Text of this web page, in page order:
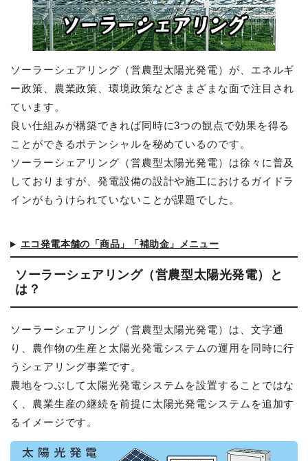
ソーラーシェアリング（営農型太陽光発電）が、エネルギ
ー政策、農業政策、環境政策などさまざまな面で注目され
ています。
良い仕組みが構築できれば同時に3つの観点で効果を得る
ことができるポテンシャルを秘めているのです。
ソーラーシェアリング（営農型太陽光発電）は徐々に普及
しておりますが、発電設備の設計や施工におけるガイドラ
インがもうけられていないことが課題でした。
エコ発電本舗の「商品」「補助金」メニュー
ソーラーシェアリング（営農型太陽光発電）と
は？
ソーラーシェアリング（営農型太陽光発電）は、文字通
り、農作物の生産と太陽光発電システムの運用を同時に行
うシェアリング事業です。
農地をつぶして太陽光発電システムを設置することではな
く、農業生産の継続を前提に太陽光発電システムを追加す
るイメージです。